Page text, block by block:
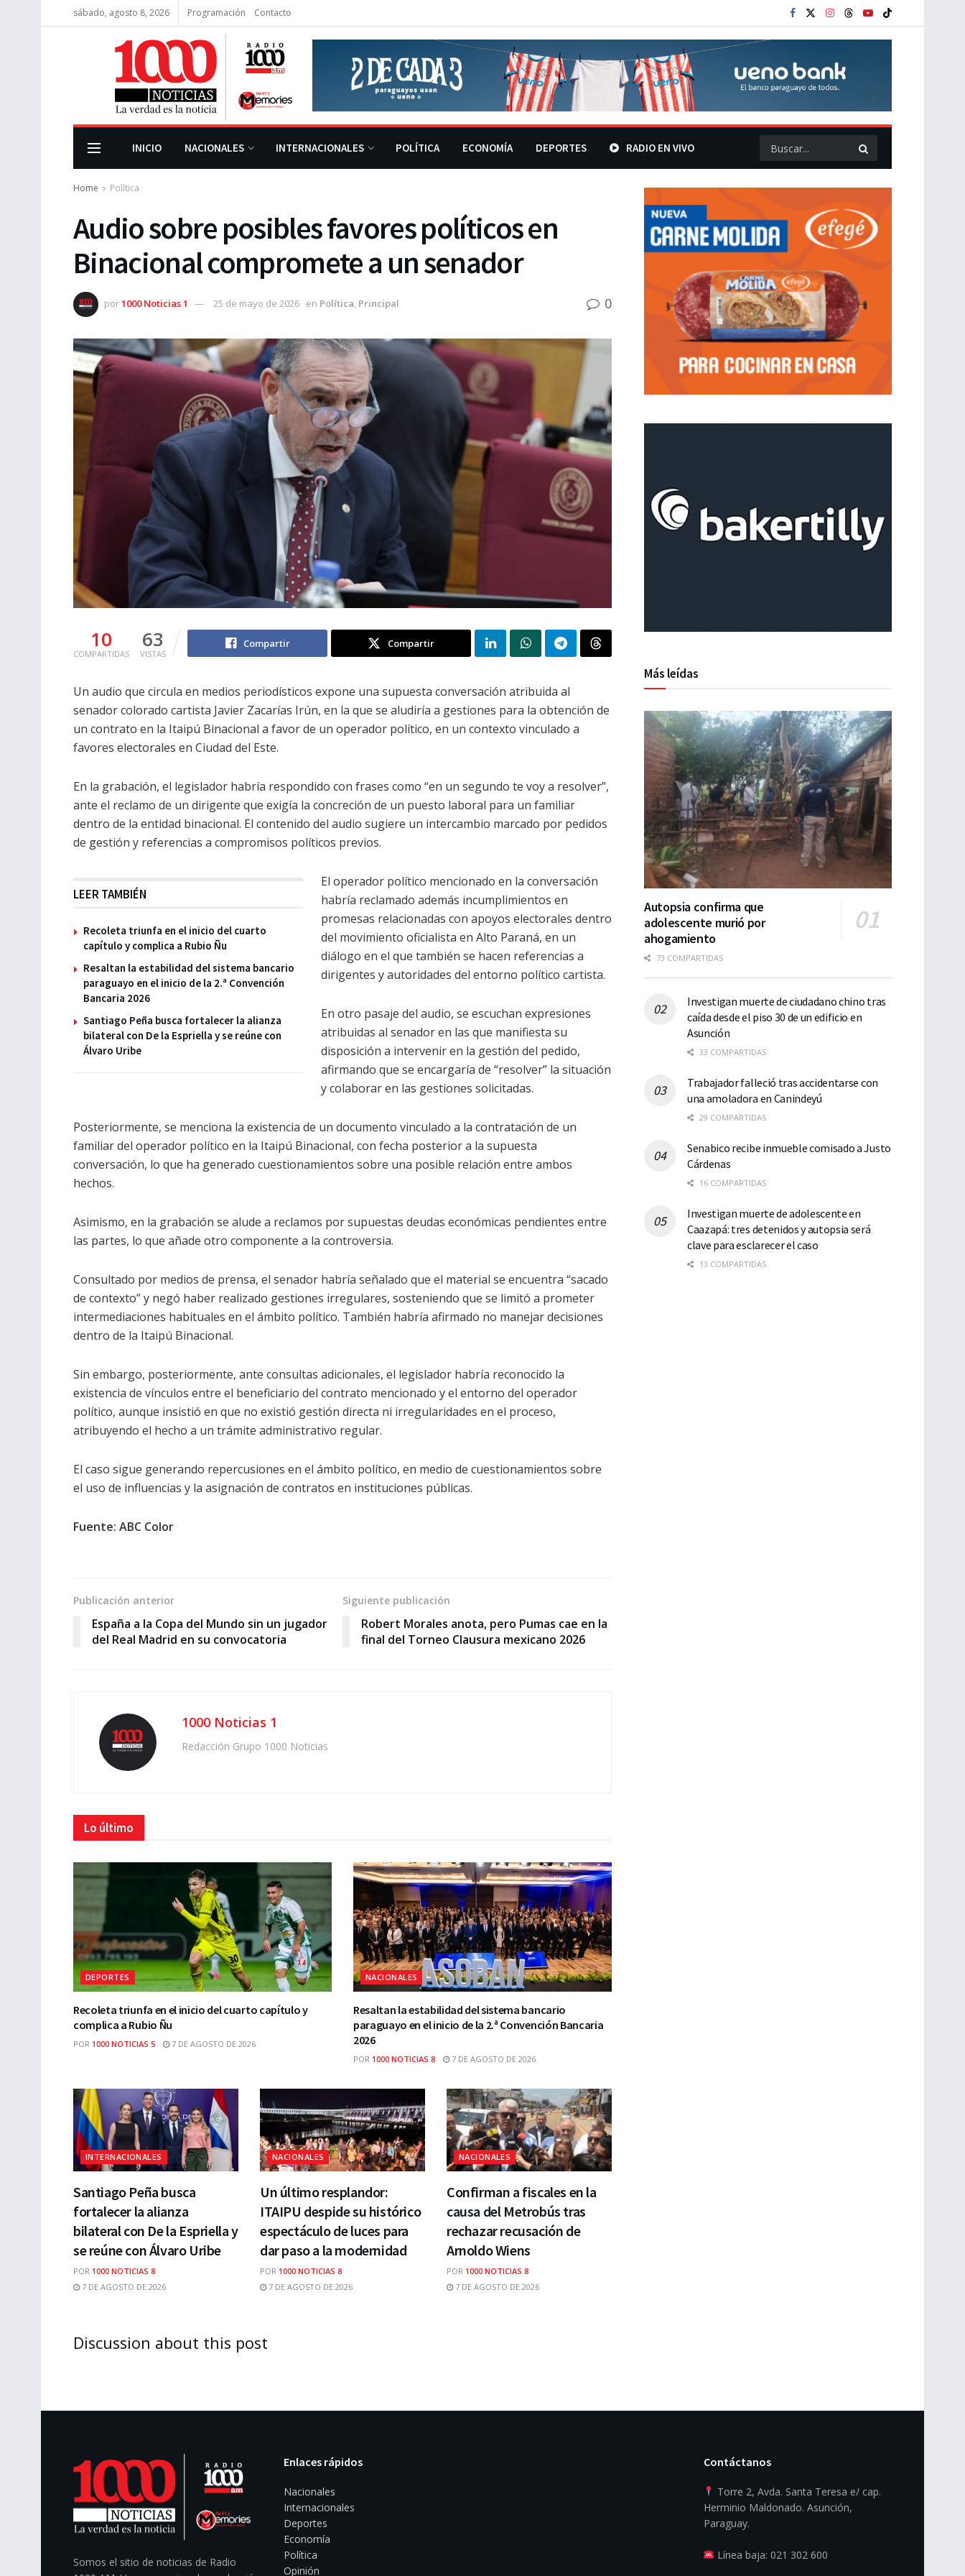
sábado, agosto 8, 2026 Programación Contacto
INICIO NACIONALES INTERNACIONALES POLÍTICA ECONOMÍA DEPORTES RADIO EN VIVO
Home Política
Audio sobre posibles favores políticos en
Binacional compromete a un senador
por1000 Noticias 1 25 de mayo de 2026 en Política, Principal 0
10
COMPARTIDAS
63
VISTAS
Compartir Compartir
Un audio que circula en medios periodísticos expone una supuesta conversación atribuida al
senador colorado cartista Javier Zacarías Irún, en la que se aludiría a gestiones para la obtención de
un contrato en la Itaipú Binacional a favor de un operador político, en un contexto vinculado a
favores electorales en Ciudad del Este.
En la grabación, el legislador habría respondido con frases como “en un segundo te voy a resolver”,
ante el reclamo de un dirigente que exigía la concreción de un puesto laboral para un familiar
dentro de la entidad binacional. El contenido del audio sugiere un intercambio marcado por pedidos
de gestión y referencias a compromisos políticos previos.
LEER TAMBIÉN
Recoleta triunfa en el inicio del cuarto
capítulo y complica a Rubio Ñu
Resaltan la estabilidad del sistema bancario
paraguayo en el inicio de la 2.ª Convención
Bancaria 2026
Santiago Peña busca fortalecer la alianza
bilateral con De la Espriella y se reúne con
Álvaro Uribe
El operador político mencionado en la conversación
habría reclamado además incumplimientos en
promesas relacionadas con apoyos electorales dentro
del movimiento oficialista en Alto Paraná, en un
diálogo en el que también se hacen referencias a
dirigentes y autoridades del entorno político cartista.
En otro pasaje del audio, se escuchan expresiones
atribuidas al senador en las que manifiesta su
disposición a intervenir en la gestión del pedido,
afirmando que se encargaría de “resolver” la situación
y colaborar en las gestiones solicitadas.
Posteriormente, se menciona la existencia de un documento vinculado a la contratación de un
familiar del operador político en la Itaipú Binacional, con fecha posterior a la supuesta
conversación, lo que ha generado cuestionamientos sobre una posible relación entre ambos
hechos.
Asimismo, en la grabación se alude a reclamos por supuestas deudas económicas pendientes entre
las partes, lo que añade otro componente a la controversia.
Consultado por medios de prensa, el senador habría señalado que el material se encuentra “sacado
de contexto” y negó haber realizado gestiones irregulares, sosteniendo que se limitó a prometer
intermediaciones habituales en el ámbito político. También habría afirmado no manejar decisiones
dentro de la Itaipú Binacional.
Sin embargo, posteriormente, ante consultas adicionales, el legislador habría reconocido la
existencia de vínculos entre el beneficiario del contrato mencionado y el entorno del operador
político, aunque insistió en que no existió gestión directa ni irregularidades en el proceso,
atribuyendo el hecho a un trámite administrativo regular.
El caso sigue generando repercusiones en el ámbito político, en medio de cuestionamientos sobre
el uso de influencias y la asignación de contratos en instituciones públicas.
Fuente: ABC Color
Publicación anterior
España a la Copa del Mundo sin un jugador
del Real Madrid en su convocatoria
Siguiente publicación
Robert Morales anota, pero Pumas cae en la
final del Torneo Clausura mexicano 2026
1000 Noticias 1
Redacción Grupo 1000 Noticias
Lo último
DEPORTES
Recoleta triunfa en el inicio del cuarto capítulo y
complica a Rubio Ñu
POR 1000 NOTICIAS 5 7 DE AGOSTO DE 2026
NACIONALES
Resaltan la estabilidad del sistema bancario
paraguayo en el inicio de la 2.ª Convención Bancaria
2026
POR 1000 NOTICIAS 8 7 DE AGOSTO DE 2026
INTERNACIONALES
Santiago Peña busca
fortalecer la alianza
bilateral con De la Espriella y
se reúne con Álvaro Uribe
POR 1000 NOTICIAS 8
7 DE AGOSTO DE 2026
NACIONALES
Un último resplandor:
ITAIPU despide su histórico
espectáculo de luces para
dar paso a la modernidad
POR 1000 NOTICIAS 8
7 DE AGOSTO DE 2026
NACIONALES
Confirman a fiscales en la
causa del Metrobús tras
rechazar recusación de
Arnoldo Wiens
POR 1000 NOTICIAS 8
7 DE AGOSTO DE 2026
Discussion about this post
Más leídas
Autopsia confirma que
adolescente murió por
ahogamiento
73 COMPARTIDAS
Investigan muerte de ciudadano chino tras
caída desde el piso 30 de un edificio en
Asunción
33 COMPARTIDAS
Trabajador falleció tras accidentarse con
una amoladora en Canindeyú
29 COMPARTIDAS
Senabico recibe inmueble comisado a Justo
Cárdenas
16 COMPARTIDAS
Investigan muerte de adolescente en
Caazapá: tres detenidos y autopsia será
clave para esclarecer el caso
13 COMPARTIDAS
Somos el sitio de noticias de Radio
Enlaces rápidos
Nacionales
Internacionales
Deportes
Economía
Política
Opinión
Contáctanos
Torre 2, Avda. Santa Teresa e/ cap.
Herminio Maldonado. Asunción,
Paraguay.
Línea baja: 021 302 600